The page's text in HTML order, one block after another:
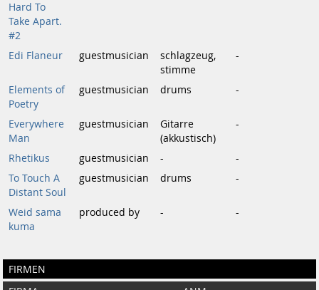
Hard To
Take Apart.
#2
Edi Flaneur guestmusician
schlagzeug,
stimme
-
Elements of
Poetry
guestmusician drums -
Everywhere
Man
guestmusician
Gitarre
(akkustisch)
-
Rhetikus guestmusician -
-
To Touch A
Distant Soul
guestmusician drums -
Weid sama
kuma
produced by - -
FIRMEN